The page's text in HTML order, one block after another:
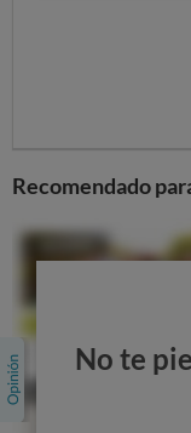
¿Qué pasa
caducados?
Hay productos
Recomendado
No te